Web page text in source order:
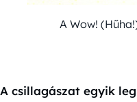
A Wow!
A csillagászat egyik